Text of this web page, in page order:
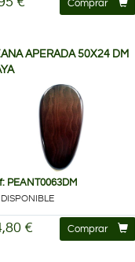
Comprar
APERADA 50X24 DM
PEANT0063DM
DISPONIBLE
€ Comprar